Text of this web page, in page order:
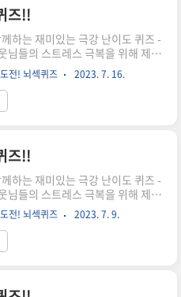
을 최대한 발휘해 보세요. 문제를
래의 정답 확인으로↓↓↓ [퀴즈 정
038 정답은? '먼저 나뭇잎 1개를
뭇잎(빨간 나뭇잎 포함) 전체 개수
뭇잎을 서로 번갈아 한번에 1개 또
으므로 서로 한 번씩 뗄 경우, 떼
즈!!
하는 재미있는 극강 난이도 퀴즈 -
님들의 스트레스 극복을 위해 제공
이도 퀴즈문제"입니다. 원래 힘이
일에 집중해서 아무 생각 안하는게
서 준비한 극강 퀴즈입니다. 골때
며 집중하다보면 어느새 삶의 고
최대한 발휘해 보세요. 문제를 다
정답 확인으로↓↓↓ [퀴즈 정답
정답은? 'CHIMNEY(굴뚝)' 입니
부산 산타의 대화내용 각 줄의 첫
발음 글자를 적어 보면, '씨, 에이
이, 와이'입니다. 발음을 영어..
전! 뇌섹퀴즈 2023. 7. 16.
즈!!
하는 재미있는 극강 난이도 퀴즈 -
님들의 스트레스 극복을 위해 제공
이도 퀴즈문제"입니다. 원래 힘이
일에 집중해서 아무 생각 안하는게
서 준비한 극강 퀴즈입니다. 골때
며 집중하다보면 어느새 삶의 고
발휘해 보세요.(참고로 꽃은 코스
전! 뇌섹퀴즈 2023. 7. 9.